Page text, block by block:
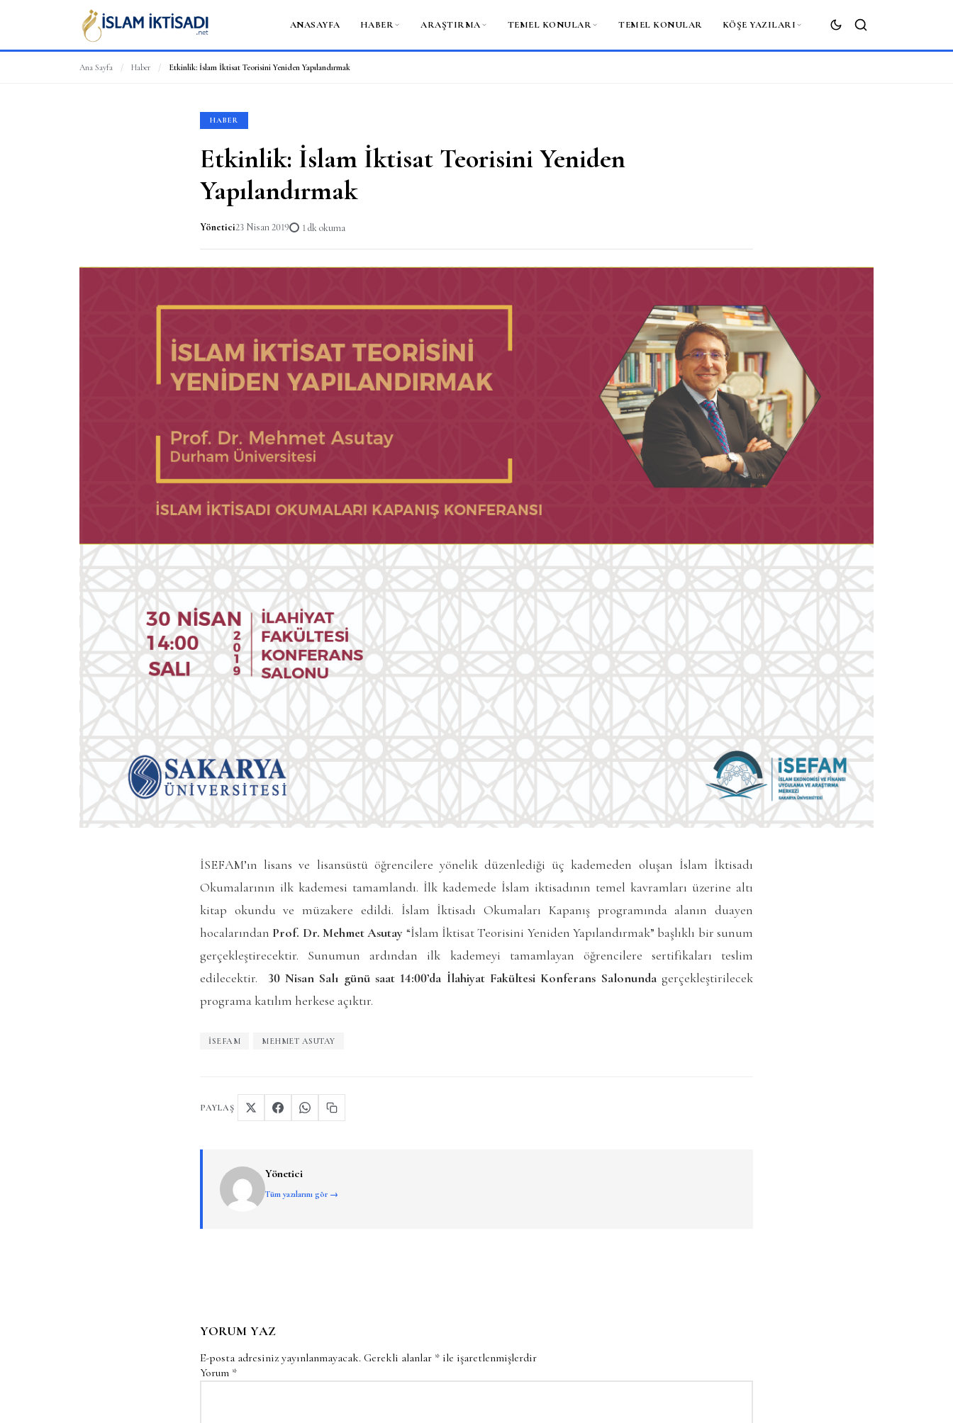
ANASAYFA HABER ARAŞTIRMA TEMEL KONULAR TEMEL KONULAR KÖŞE YAZILARI
ARA
Ana Sayfa / Haber / Etkinlik: İslam İktisat Teorisini Yeniden Yapılandırmak
HABER
Etkinlik: İslam İktisat Teorisini Yeniden
Yapılandırmak
Yönetici23 Nisan 2019 1 dk okuma
İSEFAM’ın lisans ve lisansüstü öğrencilere yönelik düzenlediği üç kademeden oluşan İslam İktisadı
Okumalarının ilk kademesi tamamlandı. İlk kademede İslam iktisadının temel kavramları üzerine altı
kitap okundu ve müzakere edildi. İslam İktisadı Okumaları Kapanış programında alanın duayen
hocalarından Prof. Dr. Mehmet Asutay “İslam İktisat Teorisini Yeniden Yapılandırmak” başlıklı bir sunum
gerçekleştirecektir. Sunumun ardından ilk kademeyi tamamlayan öğrencilere sertifikaları teslim
edilecektir. 30 Nisan Salı günü saat 14:00’da İlahiyat Fakültesi Konferans Salonundagerçekleştirilecek
programa katılım herkese açıktır.
ISEFAM MEHMET ASUTAY
PAYLAŞ
Yönetici
Tüm yazılarını gör →
YORUM YAZ
E-posta adresiniz yayınlanmayacak. Gerekli alanlar * ile işaretlenmişlerdir
Yorum *